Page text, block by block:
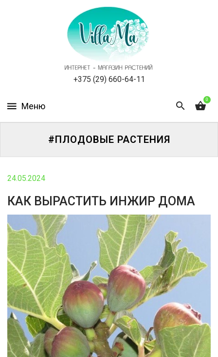
+375 (29) 660-64-11
0
НОВОСТИ,
АКЦИИ
2026!
ВОЙТИ
ЗАБЫЛИ
ПАРОЛЬ?
#ПЛОДОВЫЕ РАСТЕНИЯ
24.05.2024
КАК ВЫРАСТИТЬ ИНЖИР ДОМА